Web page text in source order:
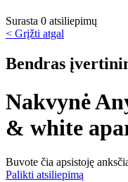
Surasta 0 atsiliepimų
< Grįžti atgal
Bendras
Nakvynė
& white
Buvote čia apsistoję
Palikti atsiliepimą